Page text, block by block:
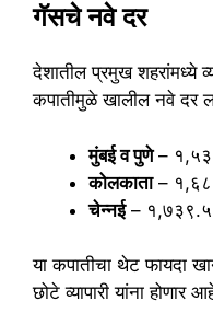
गॅसचे नवे दर
देशातील प्रमुख शहरांमध्ये
कपातीमुळे खालील नवे दर
मुंबई व पुणे–
कोलकाता–
चेन्नई–
या कपातीचा थेट फायदा
छोटे व्यापारी यांना होणार